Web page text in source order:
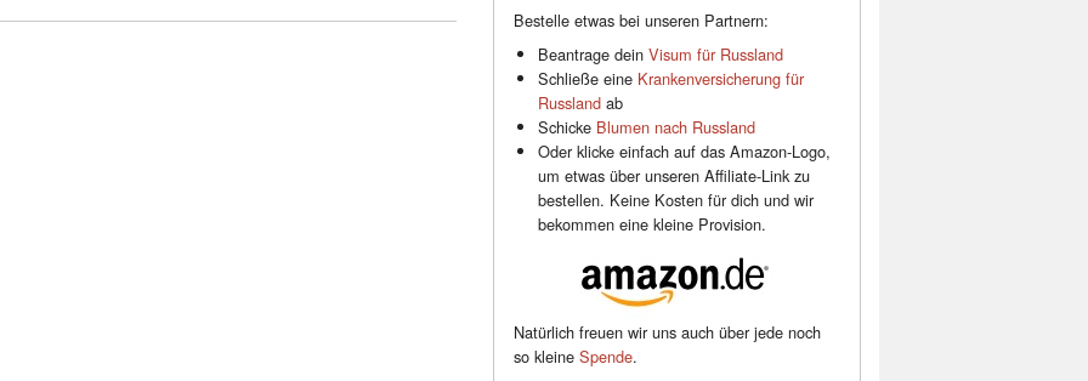
Bestelle etwas bei unseren Partnern:
Beantrage dein Visum für Russland
Schließe eine Krankenversicherung für
Russlandab
Schicke Blumen nach Russland
Oder klicke einfach auf das Amazon-Logo,
um etwas über unseren Affiliate-Link zu
bestellen. Keine Kosten für dich und wir
bekommen eine kleine Provision.
Natürlich freuen wir uns auch über jede noch
so kleine Spende.